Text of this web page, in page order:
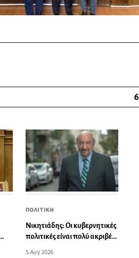
6
ΠΟΛΙΤΙΚΗ
Νικητιάδης: Οι κυβερνητικές
πολιτικές είναι πολύ ακριβές
5 Αυγ 2026